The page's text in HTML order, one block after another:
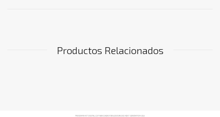
Productos Relacionados